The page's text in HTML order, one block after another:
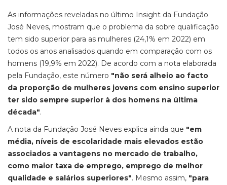
As informações reveladas no último Insight da Fundação
José Neves, mostram que o problema da sobre qualificação
tem sido superior para as mulheres (24,1% em 2022) em
todos os anos analisados quando em comparação com os
homens (19,9% em 2022). De acordo com a nota elaborada
pela Fundação, este número "não será alheio ao facto
da proporção de mulheres jovens com ensino superior
ter sido sempre superior à dos homens na última
década".
A nota da Fundação José Neves explica ainda que "em
média, níveis de escolaridade mais elevados estão
associados a vantagens no mercado de trabalho,
como maior taxa de emprego, emprego de melhor
qualidade e salários superiores". Mesmo assim, "para